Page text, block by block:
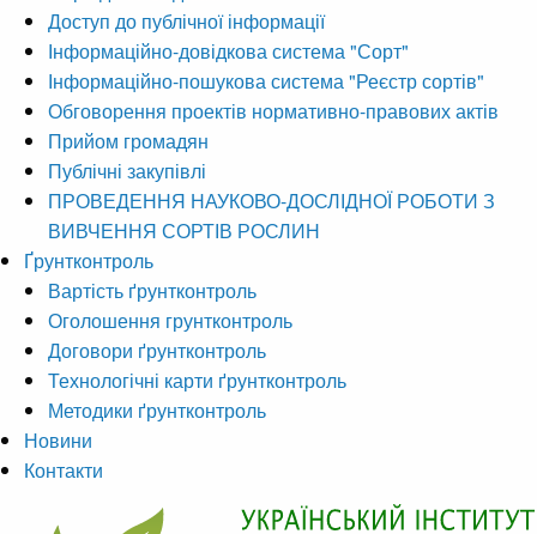
Доступ до публічної інформації
Інформаційно-довідкова система "Сорт"
Інформаційно-пошукова система "Реєстр сортів"
Обговорення проектів нормативно-правових актів
Прийом громадян
Публічні закупівлі
ПРОВЕДЕННЯ НАУКОВО-ДОСЛІДНОЇ РОБОТИ З
ВИВЧЕННЯ СОРТІВ РОСЛИН
Ґрунтконтроль
Вартість ґрунтконтроль
Оголошення грунтконтроль
Договори ґрунтконтроль
Технологічні карти ґрунтконтроль
Методики ґрунтконтроль
Новини
Контакти